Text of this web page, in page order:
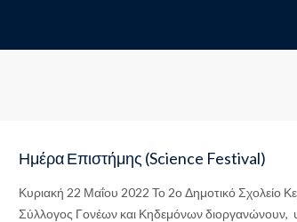
Ημέρα Επιστήμης (Science Festival)
Κυριακή 22 Μαΐου 2022 Το 2ο Δημοτικό Σχολείο
Σύλλογος Γονέων και Κηδεμόνων διοργανώνουν,